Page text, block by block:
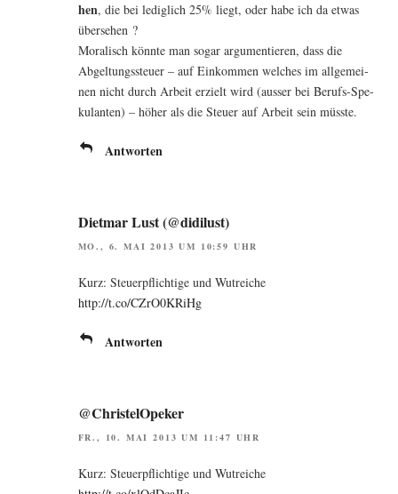
hen, die bei ledig­lich 25% liegt, oder habe ich da etwas
übersehen ?
Mora­lisch könn­te man sogar argu­men­tie­ren, dass die
Abgel­tungs­steu­er – auf Ein­kom­men wel­ches im all­ge­mei­
nen nicht durch Arbeit erzielt wird (aus­ser bei Berufs-Spe­
ku­lan­ten) – höher als die Steu­er auf Arbeit sein müsste.
Antworten
Dietmar Lust (@didilust)
MO., 6. MAI 2013 UM 10:59 UHR
Kurz: Steu­er­pflich­ti­ge und Wut­rei­che
http://t.co/CZrO0KRiHg
Antworten
@ChristelOpeker
FR., 10. MAI 2013 UM 11:47 UHR
Kurz: Steu­er­pflich­ti­ge und Wut­rei­che